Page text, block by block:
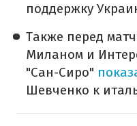
поддержку
Также перед
Миланом и
"Сан-Сиро"
Шевченко к